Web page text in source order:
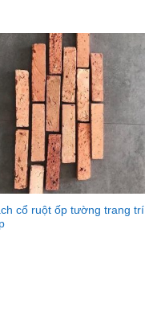
cổ ruột ốp tường trang trí